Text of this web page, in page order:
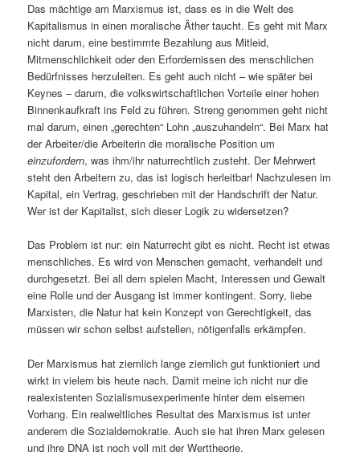
Das mächtige am Marxismus ist, dass es in die Welt des
Kapitalismus in einen moralische Äther taucht. Es geht mit Marx
nicht darum, eine bestimmte Bezahlung aus Mitleid,
Mitmenschlichkeit oder den Erfordernissen des menschlichen
Bedürfnisses herzuleiten. Es geht auch nicht – wie später bei
Keynes – darum, die volkswirtschaftlichen Vorteile einer hohen
Binnenkaufkraft ins Feld zu führen. Streng genommen geht nicht
mal darum, einen „gerechten“ Lohn „auszuhandeln“. Bei Marx hat
der Arbeiter/die Arbeiterin die moralische Position um
einzufordern, was ihm/ihr naturrechtlich zusteht. Der Mehrwert
steht den Arbeitern zu, das ist logisch herleitbar! Nachzulesen im
Kapital, ein Vertrag, geschrieben mit der Handschrift der Natur.
Wer ist der Kapitalist, sich dieser Logik zu widersetzen?
Das Problem ist nur: ein Naturrecht gibt es nicht. Recht ist etwas
menschliches. Es wird von Menschen gemacht, verhandelt und
durchgesetzt. Bei all dem spielen Macht, Interessen und Gewalt
eine Rolle und der Ausgang ist immer kontingent. Sorry, liebe
Marxisten, die Natur hat kein Konzept von Gerechtigkeit, das
müssen wir schon selbst aufstellen, nötigenfalls erkämpfen.
Der Marxismus hat ziemlich lange ziemlich gut funktioniert und
wirkt in vielem bis heute nach. Damit meine ich nicht nur die
realexistenten Sozialismusexperimente hinter dem eisernen
Vorhang. Ein realweltliches Resultat des Marxismus ist unter
anderem die Sozialdemokratie. Auch sie hat ihren Marx gelesen
und ihre DNA ist noch voll mit der Werttheorie.